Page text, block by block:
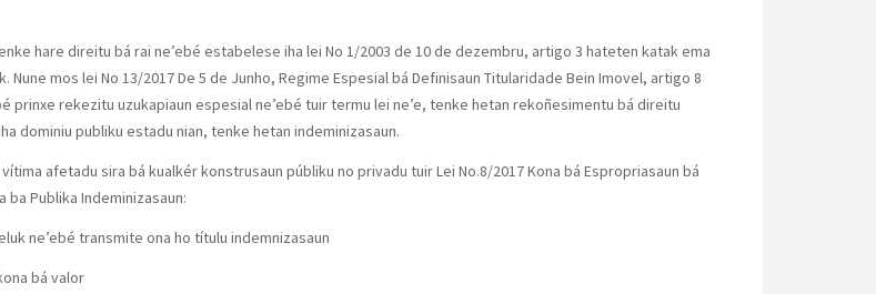
hare direitu bá rai ne’ebé estabelese iha lei No 1/2003 de 10 de dezembru, artigo 3 hateten katak ema
mos lei No 13/2017 De 5 de Junho, Regime Espesial bá Definisaun Titularidade Bein Imovel, artigo 8
prinxe rekezitu uzukapiaun espesial ne’ebé tuir termu lei ne’e, tenke hetan rekoñesimentu bá direitu
dominiu publiku estadu nian, tenke hetan indeminizasaun.
afetadu sira bá kualkér konstrusaun públiku no privadu tuir Lei No.8/2017 Kona bá Espropriasaun bá
Publika Indeminizasaun:
ne’ebé transmite ona ho títulu indemnizasaun
bá valor